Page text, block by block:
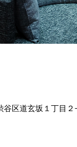
区道玄坂１丁目